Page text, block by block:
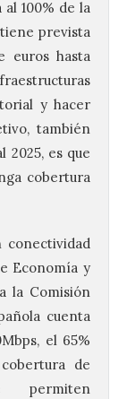
100% de la
prevista
euros hasta
y hacer
también
2025, es que
cobertura
conectividad
Economía y
la Comisión
cuenta
el 65%
de
permiten